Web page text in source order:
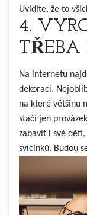
Uvidíte, že to
4.
Na internetu
dekoraci.
na které většinu
stačí jen
zabavit i své
svícínků. Budou